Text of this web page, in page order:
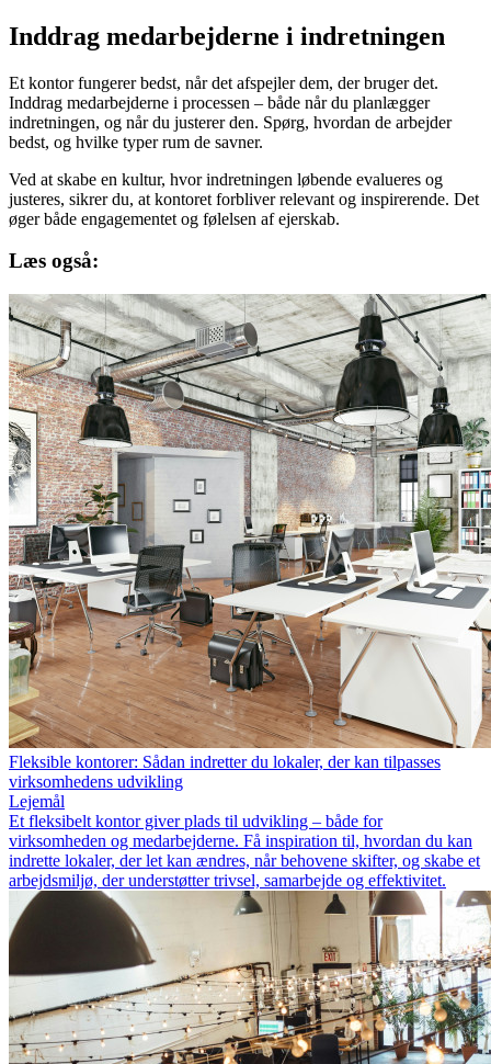
Inddrag medarbejderne i indretningen
Et kontor fungerer bedst, når det afspejler dem, der bruger det.
Inddrag medarbejderne i processen – både når du planlægger
indretningen, og når du justerer den. Spørg, hvordan de arbejder
bedst, og hvilke typer rum de savner.
Ved at skabe en kultur, hvor indretningen løbende evalueres og
justeres, sikrer du, at kontoret forbliver relevant og inspirerende. Det
øger både engagementet og følelsen af ejerskab.
Læs også:
Fleksible kontorer: Sådan indretter du lokaler, der kan tilpasses
virksomhedens udvikling
Lejemål
Et fleksibelt kontor giver plads til udvikling – både for
virksomheden og medarbejderne. Få inspiration til, hvordan du kan
indrette lokaler, der let kan ændres, når behovene skifter, og skabe et
arbejdsmiljø, der understøtter trivsel, samarbejde og effektivitet.